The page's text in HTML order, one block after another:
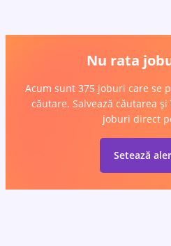
Nu rata
Acum sunt 375 joburi care se
căutare. Salvează căutarea
joburi direct
Setează